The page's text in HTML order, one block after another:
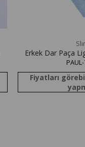
Erkek Dar Paça
Fiyatları